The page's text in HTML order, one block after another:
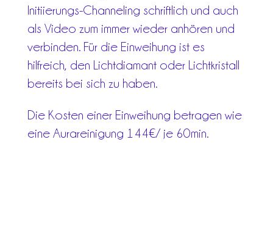
Initiierungs-Channeling schriftlich und auch
als Video zum immer wieder anhören und
verbinden. Für die Einweihung ist es
hilfreich, den Lichtdiamant oder Lichtkristall
bereits bei sich zu haben.
Die Kosten einer Einweihung betragen wie
eine Aurareinigung 144€/ je 60min.